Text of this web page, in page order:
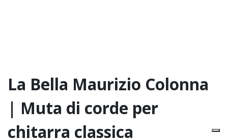
La Bella Maurizio Colonna
| Muta di corde per
chitarra classica